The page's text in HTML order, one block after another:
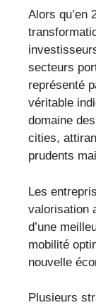
Alors qu’en
secteurs
représenté
véritable
domaine
cities,
prudents
Les
valorisation
d’une
mobilité
nouvelle
Plusieurs